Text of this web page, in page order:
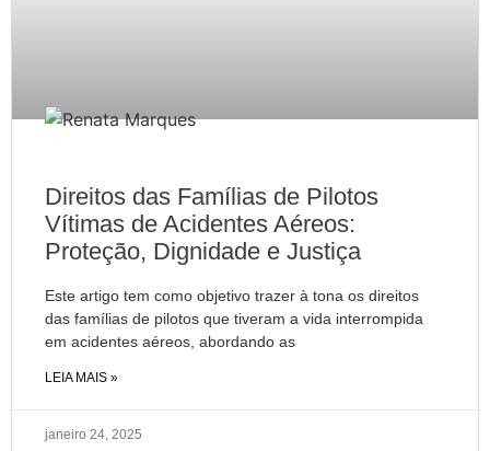
Direitos das Famílias de Pilotos
Vítimas de Acidentes Aéreos:
Proteção, Dignidade e Justiça
Este artigo tem como objetivo trazer à tona os direitos
das famílias de pilotos que tiveram a vida interrompida
em acidentes aéreos, abordando as
LEIA MAIS »
janeiro 24, 2025